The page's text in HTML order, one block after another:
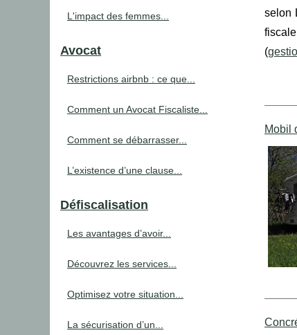
selon
(
Mobil
L'impact des femmes...
Avocat
Restrictions airbnb : ce que...
Comment un Avocat Fiscaliste...
Comment se débarrasser...
L’existence d’une clause...
Défiscalisation
Les avantages d’avoir...
Découvrez les services...
Optimisez votre situation...
La sécurisation d’un...